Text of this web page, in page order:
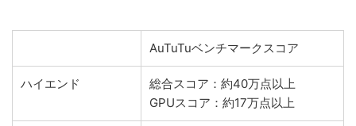
AuTuTuベンチマークスコア
ハイエンド
総合スコア：約40万点以上
GPUスコア：約17万点以上